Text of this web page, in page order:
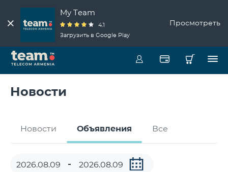
My Team
4.1
Загрузить в Google Play
Просмотреть
Новости
Новости Объявления Все